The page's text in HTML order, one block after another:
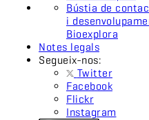
Bústia de
i
Bioexplora
Notes legals
Segueix-nos:
Twitter
Facebook
Flickr
Instagram